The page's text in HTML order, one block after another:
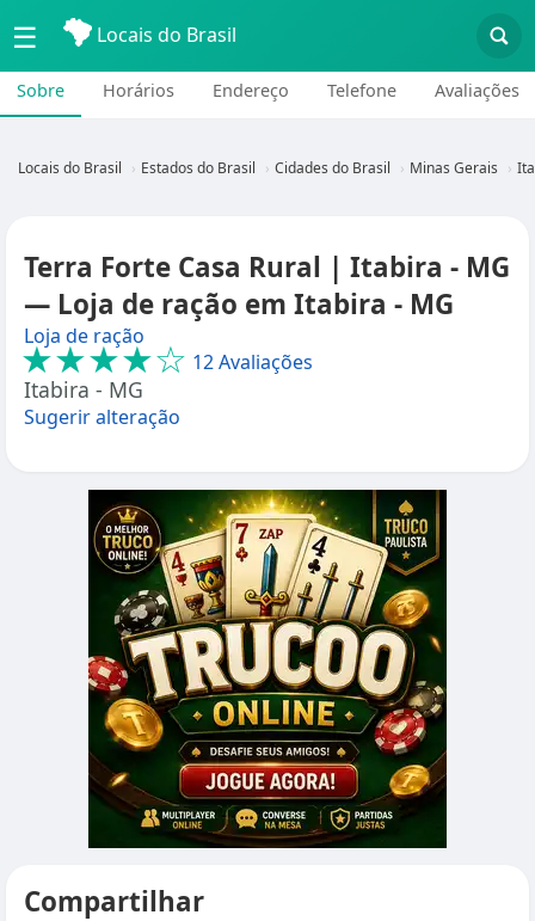
☰ Locais do Brasil
Sobre Horários Endereço Telefone Avaliações
Locais do Brasil Estados do Brasil Cidades do Brasil Minas Gerais
Terra Forte Casa Rural | Itabira - MG
— Loja de ração em Itabira - MG
Loja de ração
★★★★☆ 12 Avaliações
Itabira - MG
Sugerir alteração
Compartilhar